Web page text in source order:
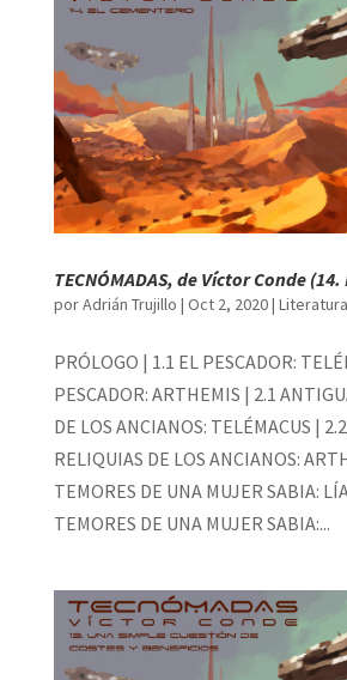
TECNÓMADAS, de Víctor Conde
porAdrián Trujillo | Oct 2, 2020| Literatura
PRÓLOGO | 1.1 EL PESCADOR:
PESCADOR: ARTHEMIS | 2.1
DE LOS ANCIANOS: TELÉMACUS |
RELIQUIAS DE LOS ANCIANOS:
TEMORES DE UNA MUJER SABIA:
TEMORES DE UNA MUJER SABIA:...